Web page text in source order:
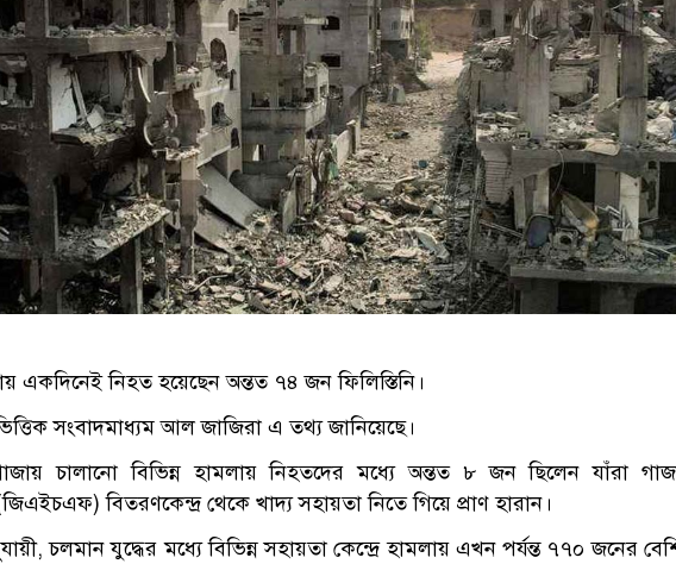
একদিনেই নিহত হয়েছেন অন্তত ৭৪ জন ফিলিস্তিনি।
সংবাদমাধ্যম আল জাজিরা এ তথ্য জানিয়েছে।
চালানো বিভিন্ন হামলায় নিহতদের মধ্যে অন্তত ৮ জন ছিলেন যাঁরা
বিতরণকেন্দ্র থেকে খাদ্য সহায়তা নিতে গিয়ে প্রাণ হারান।
চলমান যুদ্ধের মধ্যে বিভিন্ন সহায়তা কেন্দ্রে হামলায় এখন পর্যন্ত ৭৭০ জনের